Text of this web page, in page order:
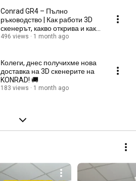
Conrad GR4 – Пълно
ръководство | Как работи 3D
скенерът, какво открива и как
се разчитат резултатите
496 views 1 month ago
Колеги, днес получихме нова
доставка на 3D скенерите на
KONRAD! 🚚
183 views 1 month ago